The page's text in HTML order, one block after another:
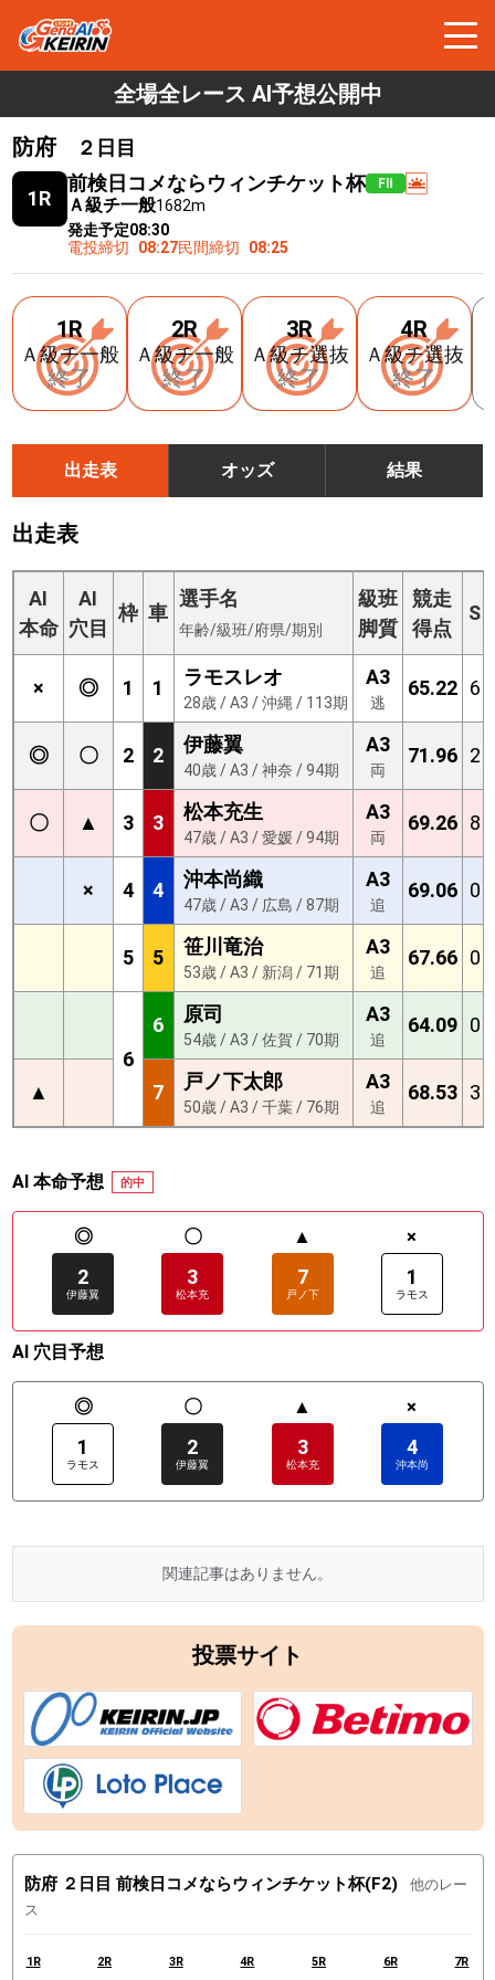
全場全レース AI予想公開中
防府
２日目
1R
前検日コメならウィンチケット杯 FⅡ
Ａ級チ一般1682m
発走予定08:30
電投締切
08:27民間締切 08:25
1R
Ａ級チ一般
終了
2R
Ａ級チ一般
終了
3R
Ａ級チ選抜
終了
4R
Ａ級チ選抜
終了
出走表 オッズ 結果
出走表
AI
本命
AI
穴目
枠 車
選手名
年齢/級班/府県/期別
級班
脚質
競走
得点
S
× ◎ 1 1 ラモスレオ
28歳 / A3 / 沖縄 / 113期
A3
逃
65.22 6
◎ 〇 2 2 伊藤翼
40歳 / A3 / 神奈 / 94期
A3
両
71.96 2
〇 ▲ 3 3 松本充生
47歳 / A3 / 愛媛 / 94期
A3
両
69.26 8
× 4 4 沖本尚織
47歳 / A3 / 広島 / 87期
A3
追
69.06 0
5 5 笹川竜治
53歳 / A3 / 新潟 / 71期
A3
追
67.66 0
6
6 原司
54歳 / A3 / 佐賀 / 70期
A3
追
64.09 0
▲ 7 戸ノ下太郎
50歳 / A3 / 千葉 / 76期
A3
追
68.53 3
AI 本命予想 的中
◎
2
伊藤翼
〇
3
松本充
▲
7
戸ノ下
×
1
ラモス
AI 穴目予想
◎
1
ラモス
〇
2
伊藤翼
▲
3
松本充
×
4
沖本尚
関連記事はありません。
投票サイト
防府 ２日目 前検日コメならウィンチケット杯(F2)
他のレー
ス
1R 2R 3R 4R 5R 6R 7R